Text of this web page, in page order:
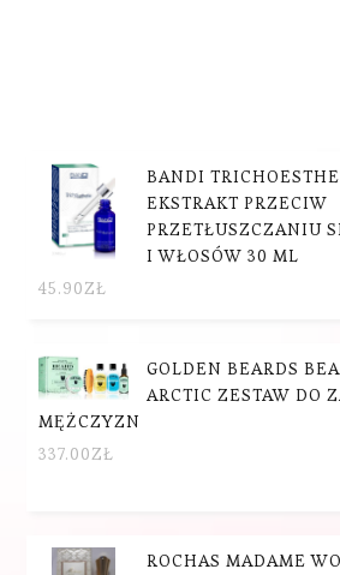
BANDI
EKSTRAKT PRZECIW
PRZETŁUSZCZANIU
I WŁOSÓW 30 ML
45.90ZŁ
GOLDEN BEARDS
ARCTIC ZESTAW DO
MĘŻCZYZN
337.00ZŁ
ROCHAS MADAME